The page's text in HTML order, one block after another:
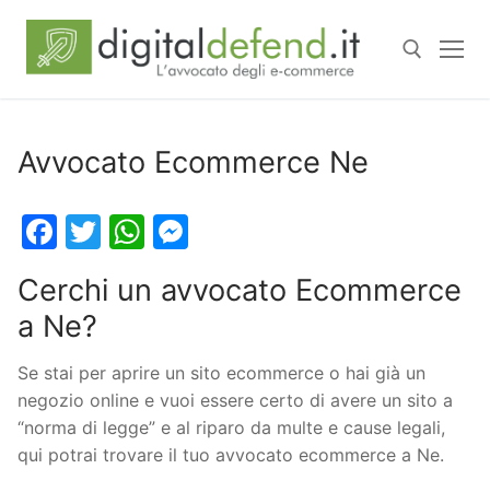
Avvocato Ecommerce Ne
Facebook
TwitterWhatsApp
Cerchi un avvocato Ecommerce
a Ne?
Se stai per aprire un sito ecommerce o hai già un
negozio online e vuoi essere certo di avere un sito a
“norma di legge” e al riparo da multe e cause legali,
qui potrai trovare il tuo avvocato ecommerce a Ne.